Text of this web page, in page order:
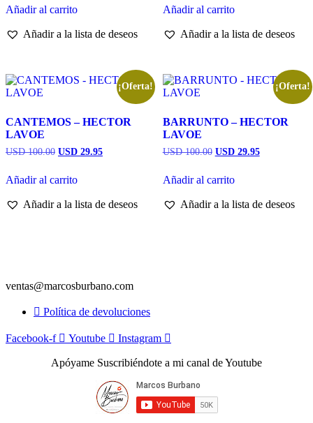
era:
100.00.
29.95.
Añadir al carrito
Añadir a la lista de deseos
era:
100.00.
29.95.
Añadir al carrito
Añadir a la lista de deseos
¡Oferta!
CANTEMOS – HECTOR
LAVOE
USD 100.00 El
original
era:
100.00.
USD 29.95El
29.95.
Añadir al carrito
Añadir a la lista de deseos
¡Oferta!
BARRUNTO – HECTOR
LAVOE
USD 100.00 El
original
era:
100.00.
USD 29.95El
29.95.
Añadir al carrito
Añadir a la lista de deseos
ventas@marcosburbano.com
Política de devoluciones
Facebook-f Youtube Instagram
Apóyame Suscribiéndote a mi canal de Youtube